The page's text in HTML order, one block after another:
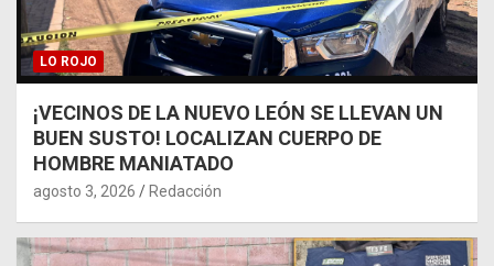
LO ROJO
¡VECINOS DE LA NUEVO LEÓN SE LLEVAN UN
BUEN SUSTO! LOCALIZAN CUERPO DE
HOMBRE MANIATADO
agosto 3, 2026 Redacción